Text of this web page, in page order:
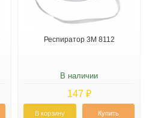
Респиратор 3М 8112
В наличии
147 ₽
В корзину Купить